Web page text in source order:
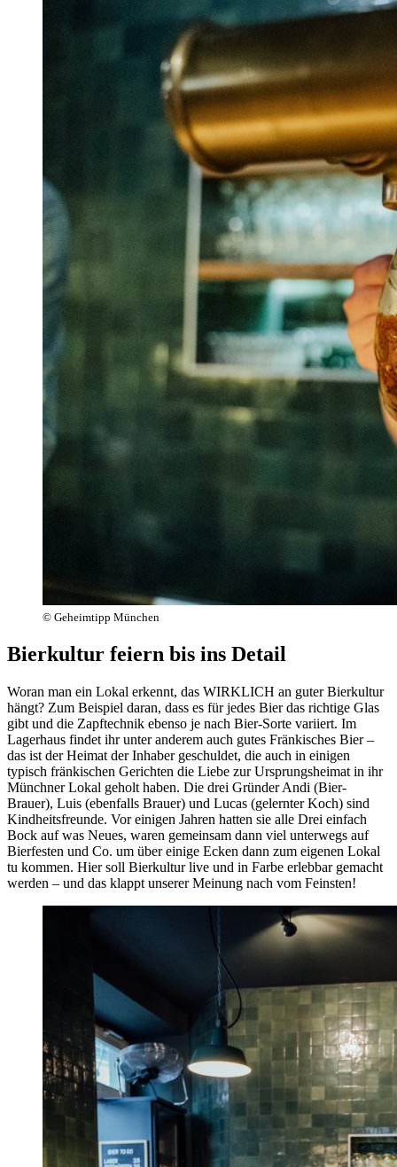
© Geheimtipp München
Bierkultur feiern bis ins Detail
Woran man ein Lokal erkennt, das WIRKLICH an guter Bierkultur
hängt? Zum Beispiel daran, dass es für jedes Bier das richtige Glas
gibt und die Zapftechnik ebenso je nach Bier-Sorte variiert. Im
Lagerhaus findet ihr unter anderem auch gutes Fränkisches Bier –
das ist der Heimat der Inhaber geschuldet, die auch in einigen
typisch fränkischen Gerichten die Liebe zur Ursprungsheimat in ihr
Münchner Lokal geholt haben. Die drei Gründer Andi (Bier-
Brauer), Luis (ebenfalls Brauer) und Lucas (gelernter Koch) sind
Kindheitsfreunde. Vor einigen Jahren hatten sie alle Drei einfach
Bock auf was Neues, waren gemeinsam dann viel unterwegs auf
Bierfesten und Co. um über einige Ecken dann zum eigenen Lokal
tu kommen. Hier soll Bierkultur live und in Farbe erlebbar gemacht
werden – und das klappt unserer Meinung nach vom Feinsten!